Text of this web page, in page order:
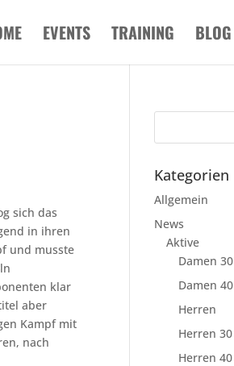
EVENTS TRAINING BLOG
sich das
in ihren
und musste
klar
aber
Kampf mit
nach
Kategorien
Allgemein
News
Aktive
Damen 30
Damen 40
Herren
Herren 30
Herren 40